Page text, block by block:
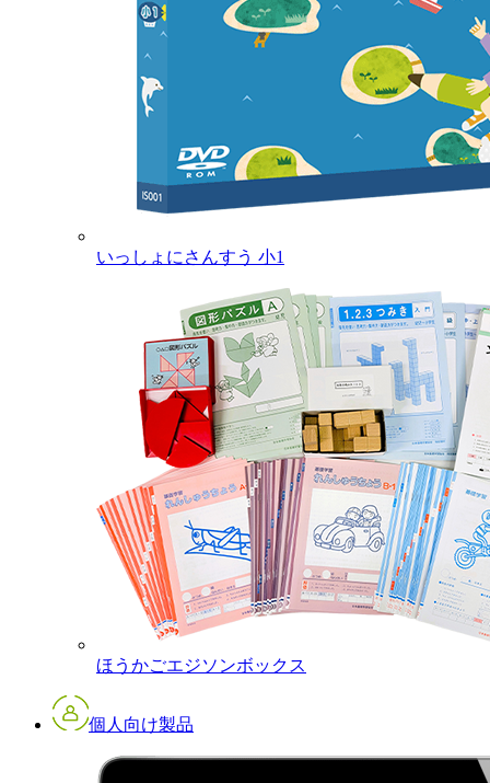
いっしょにさんすう 小1
ほうかごエジソンボックス
個人向け製品